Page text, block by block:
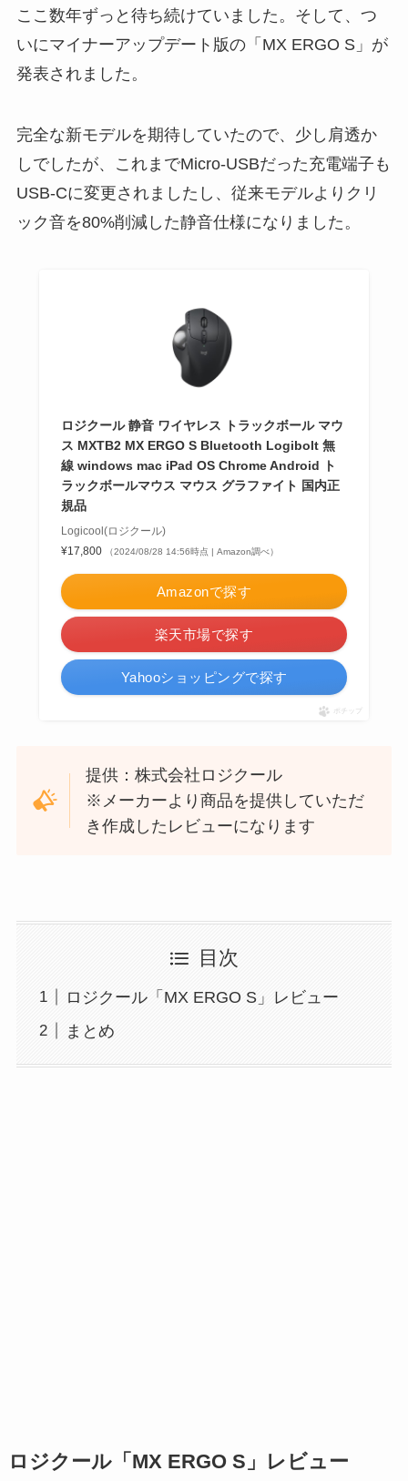
ここ数年ずっと待ち続けていました。そして、つ
いにマイナーアップデート版の「MX ERGO S」が
発表されました。
完全な新モデルを期待していたので、少し肩透か
しでしたが、これまでMicro-USBだった充電端子も
USB-Cに変更されましたし、従来モデルよりクリ
ック音を80%削減した静音仕様になりました。
ロジクール 静音 ワイヤレス トラックボール マウ
ス MXTB2 MX ERGO S Bluetooth Logibolt 無
線 windows mac iPad OS Chrome Android ト
ラックボールマウス マウス グラファイト 国内正
規品
Logicool(ロジクール)
¥17,800
（2024/08/28 14:56時点 | Amazon調べ）
Amazonで探す
楽天市場で探す
Yahooショッピングで探す
ポチップ
提供：株式会社ロジクール
※メーカーより商品を提供していただ
き作成したレビューになります
目次
ロジクール「MX ERGO S」レビュー
まとめ
ロジクール「MX ERGO S」レビュー